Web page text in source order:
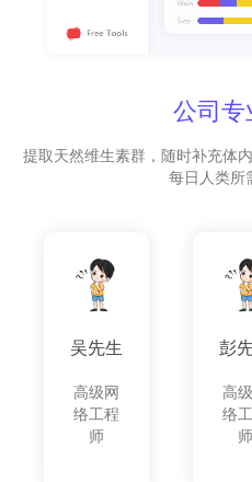
公司专
提取天然维生素群，随时补充体
每日人类所
吴先生
高级网
络工程
师
彭
高
络
师